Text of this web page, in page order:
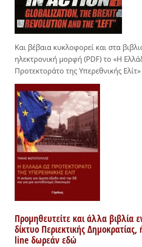
Και βέβαια κυκλοφορεί και στα
ηλεκτρονική μορφή (PDF) το «Η
Προτεκτοράτο της Υπερεθνικής Ελίτ»
Προμηθευτείτε και άλλα βιβλία
δίκτυο Περιεκτικής
line δωρεάν εδώ